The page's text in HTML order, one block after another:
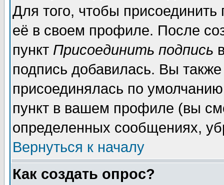
Для того, чтобы
её в своем профиле. После
пункт Присоединить подпись
подпись добавилась. Вы
присоединялась по
пункт в вашем профиле (вы
определенных сообщениях,
Вернуться к началу
Как создать опрос?